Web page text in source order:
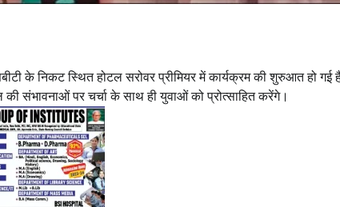
के निकट स्थित होटल सरोवर प्रीमियर में कार्यक्रम की शुरुआत हो गई
संभावनाओं पर चर्चा के साथ ही युवाओं को प्रोत्साहित करेंगे।